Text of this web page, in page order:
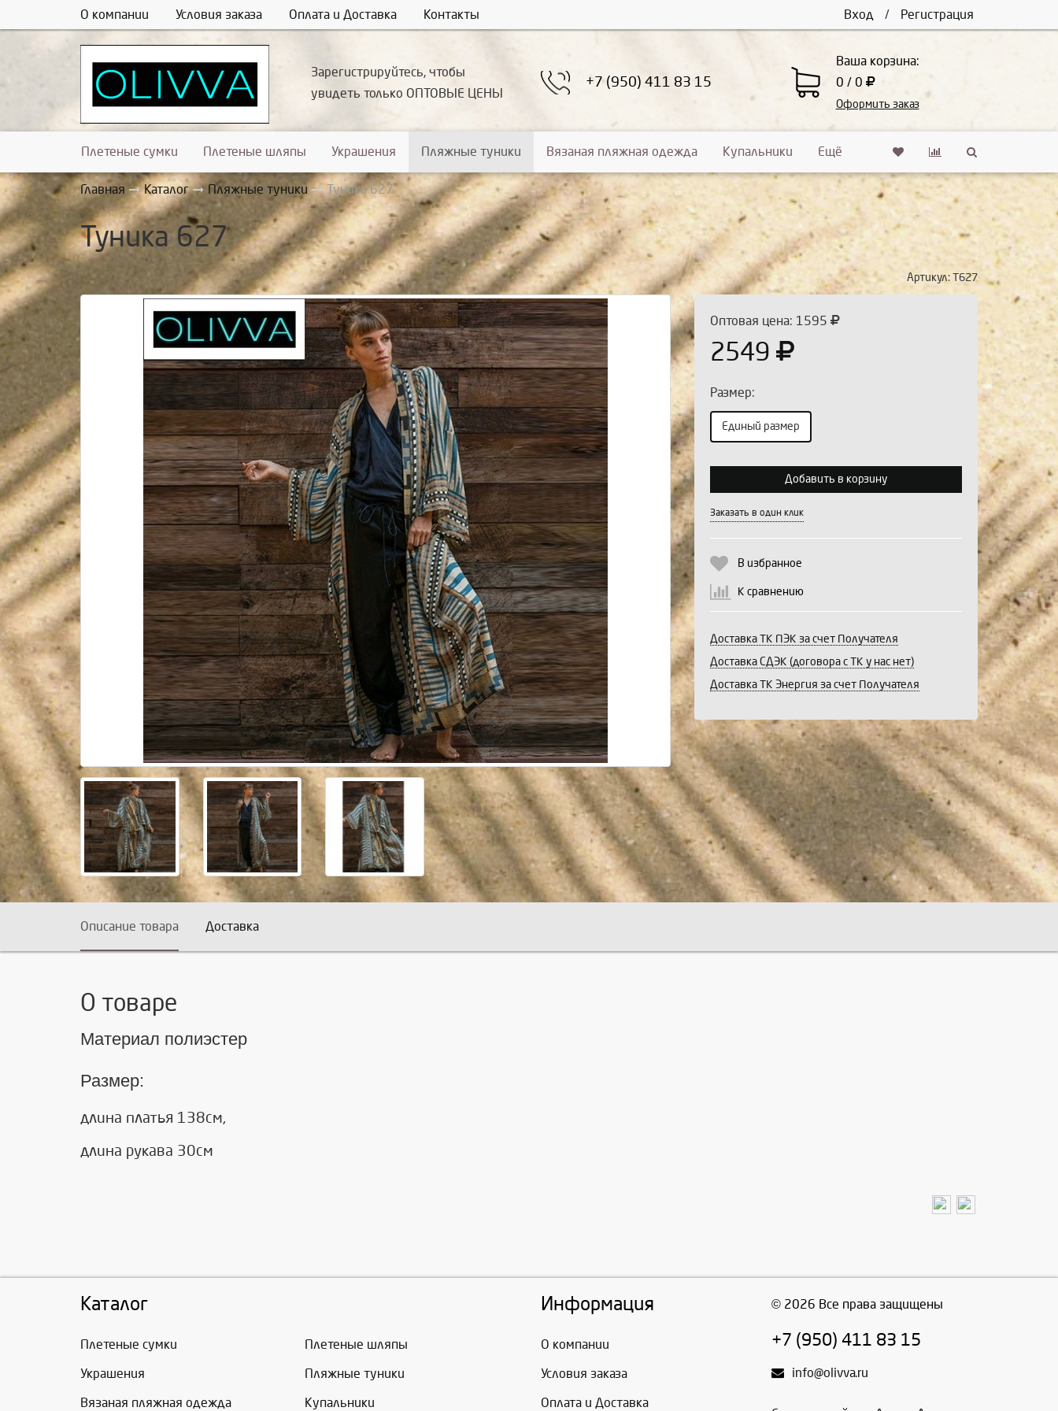
О компании Условия заказа Оплата и Доставка Контакты Вход / Регистрация
Зарегистрируйтесь, чтобы
увидеть только ОПТОВЫЕ ЦЕНЫ
+7 (950) 411 83 15
Ваша корзина:
0 / 0
Оформить заказ
Плетеные сумки Плетеные шляпы Украшения Пляжные туники Вязаная пляжная одежда Купальники Ещё
Главная Каталог Пляжные туники Туника 627
Туника 627
Артикул: Т627
Оптовая цена: 1595
2549
Размер:
Единый размер
Выберите количество:
Продолжить Отмена
Добавить в корзину
Заказать в один клик
В избранное
К сравнению
Доставка ТК ПЭК за счет Получателя
Доставка СДЭК (договора с ТК у нас нет)
Доставка ТК Энергия за счет Получателя
Описание товара Доставка
О товаре
Материал полиэстер
Размер:
длина платья 138см,
длина рукава 30см
Каталог
Плетеные сумки Плетеные шляпы
Украшения Пляжные туники
Вязаная пляжная одежда Купальники
Информация
О компании
Условия заказа
Оплата и Доставка
© 2026 Все права защищены
+7 (950) 411 83 15
info@olivva.ru